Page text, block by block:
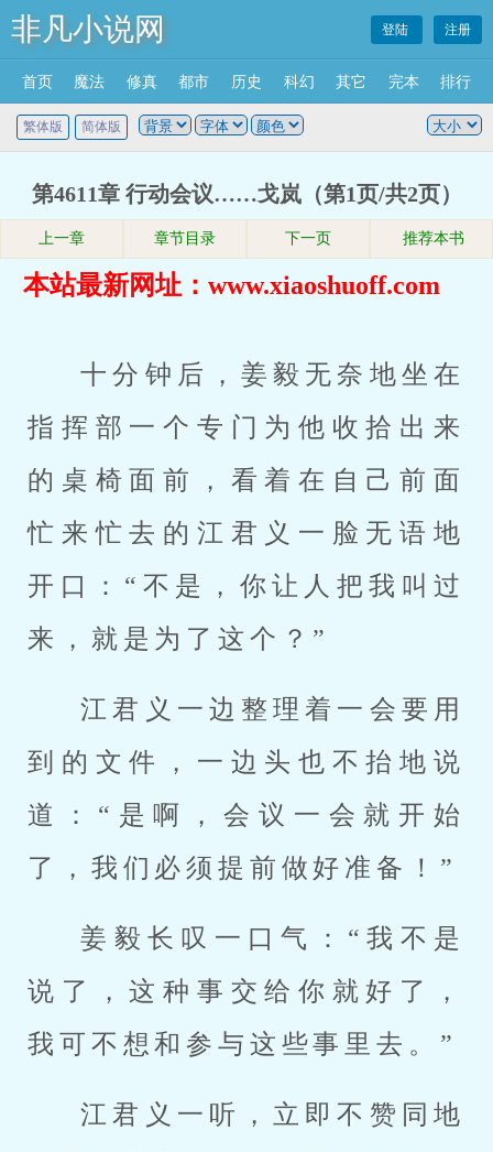
非凡小说网 登陆 注册
首页 魔法 修真 都市 历史 科幻 其它 完本 排行
繁体版 简体版
第4611章 行动会议……戈岚（第1页/共2页）
上一章 章节目录 下一页 推荐本书
本站最新网址：www.xiaoshuoff.com
十分钟后，姜毅无奈地坐在
指挥部一个专门为他收拾出来
的桌椅面前，看着在自己前面
忙来忙去的江君义一脸无语地
开口：“不是，你让人把我叫过
来，就是为了这个？”
江君义一边整理着一会要用
到的文件，一边头也不抬地说
道：“是啊，会议一会就开始
了，我们必须提前做好准备！”
姜毅长叹一口气：“我不是
说了，这种事交给你就好了，
我可不想和参与这些事里去。”
江君义一听，立即不赞同地